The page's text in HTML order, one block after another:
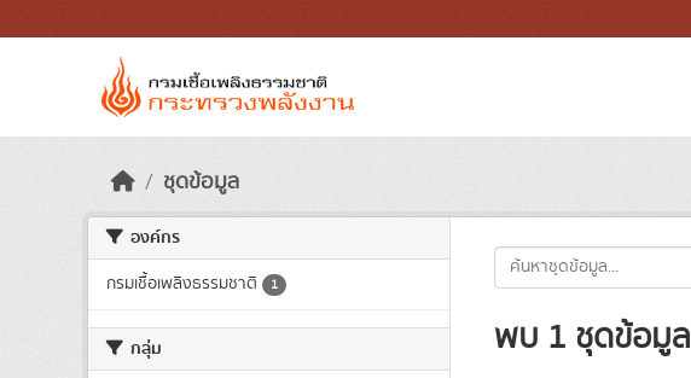
ชุดข้อมูล
องค์กร
กรมเชื้อเพลิงธรรมชาติ 1
กลุ่ม พบ 1 ชุดข้อมูล